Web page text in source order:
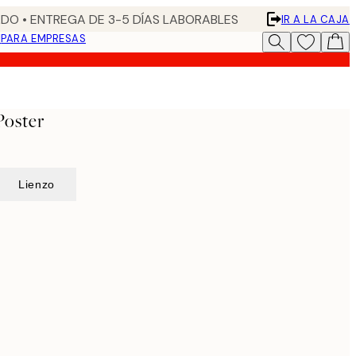
• ENTREGA DE 3-5 DÍAS LABORABLES
IR A LA CAJA
PARA EMPRESAS
Lienzo